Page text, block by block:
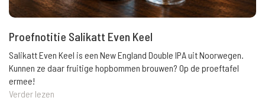
Proefnotitie Salikatt Even Keel
Salikatt Even Keel is een New England Double IPA uit Noorwegen.
Kunnen ze daar fruitige hopbommen brouwen? Op de proeftafel
ermee!
Verder lezen